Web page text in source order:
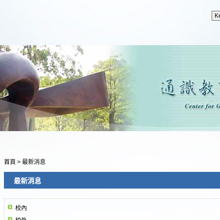
首頁 > 最新消息
最新消息
校內